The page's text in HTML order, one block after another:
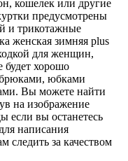
кошелек или другие
предусмотрены
и трикотажные
женская зимняя plus
для женщин,
будет хорошо
брюками, юбками
Вы можете найти
на изображение
если вы останетесь
написания
следить за качеством